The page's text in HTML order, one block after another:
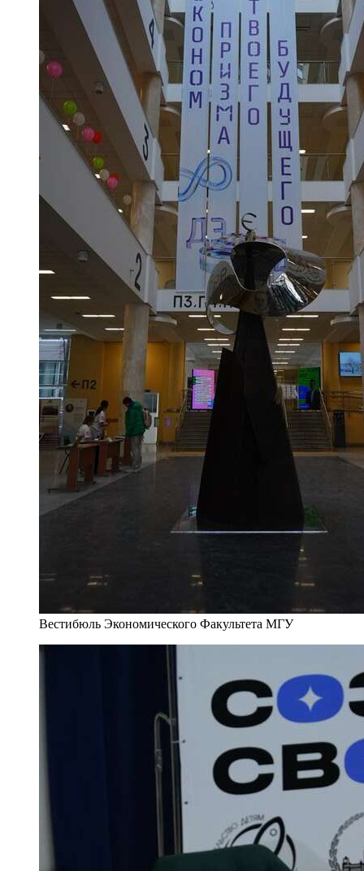
Вестибюль Экономического Факультета МГУ